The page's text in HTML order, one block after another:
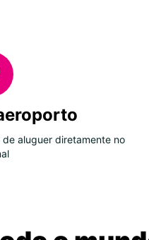
aluguer diretamente no